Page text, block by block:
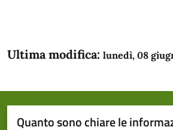
Ultima modifica: lunedì, 08
Quanto sono chiare le